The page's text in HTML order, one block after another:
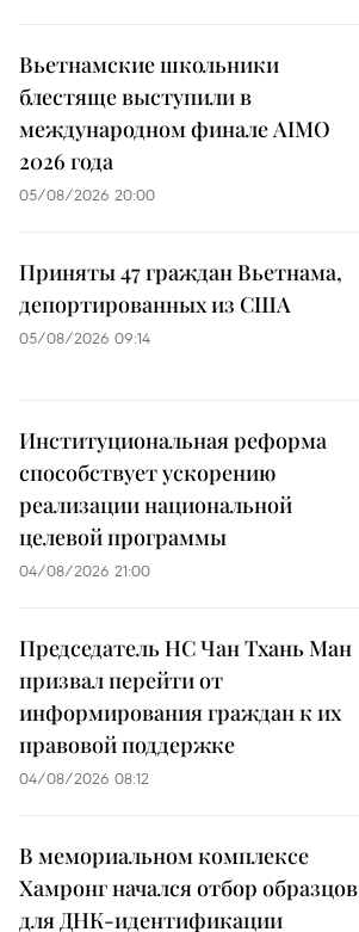
Вьетнамские школьники
блестяще выступили в
международном финале AIMO
2026 года
05/08/2026 20:00
Приняты 47 граждан Вьетнама,
депортированных из США
05/08/2026 09:14
Институциональная реформа
способствует ускорению
реализации национальной
целевой программы
04/08/2026 21:00
Председатель НС Чан Тхань Ман
призвал перейти от
информирования граждан к их
правовой поддержке
04/08/2026 08:12
В мемориальном комплексе
Хамронг начался отбор образцов
для ДНК-идентификации